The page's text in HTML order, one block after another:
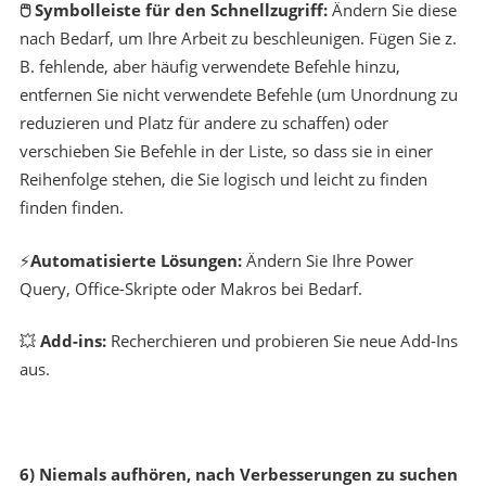
🖱 Symbolleiste für den Schnellzugriff: Ändern Sie diese
nach Bedarf, um Ihre Arbeit zu beschleunigen. Fügen Sie z.
B. fehlende, aber häufig verwendete Befehle hinzu,
entfernen Sie nicht verwendete Befehle (um Unordnung zu
reduzieren und Platz für andere zu schaffen) oder
verschieben Sie Befehle in der Liste, so dass sie in einer
Reihenfolge stehen, die Sie logisch und leicht zu finden
finden finden.
⚡Automatisierte Lösungen: Ändern Sie Ihre Power
Query, Office-Skripte oder Makros bei Bedarf.
💥 Add-ins: Recherchieren und probieren Sie neue Add-Ins
aus.
6) Niemals aufhören, nach Verbesserungen zu suchen